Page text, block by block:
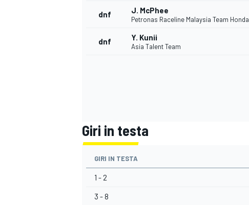
dnf J. McPhee
Petronas Raceline Malaysia Team Honda
dnf Y. Kunii
Asia Talent Team
Giri in testa
GIRI IN TESTA
1 - 2
3 - 8